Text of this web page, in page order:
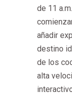
de 11
añadir
destino
de los
alta